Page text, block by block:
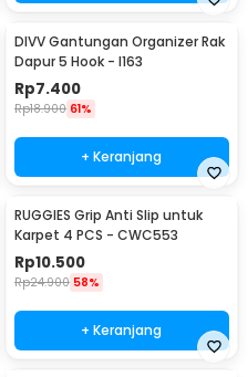
DIVV Gantungan Organizer Rak
Dapur 5 Hook - I163
Rp7.400
Rp18.900 61%
+ Keranjang
RUGGIES Grip Anti Slip untuk
Karpet 4 PCS - CWC553
Rp10.500
Rp24.900 58%
+ Keranjang